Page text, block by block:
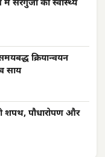
में सरगुजा की स्वास्थ्य
क्रियान्वयन
साय
शपथ, पौधारोपण और